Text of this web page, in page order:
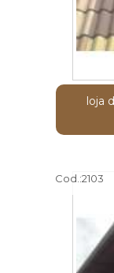
loja
Cod.:2103